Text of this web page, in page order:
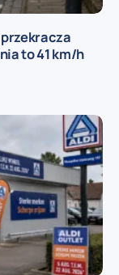
to 41 km/h